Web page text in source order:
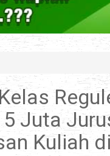
Juta
Kuliah